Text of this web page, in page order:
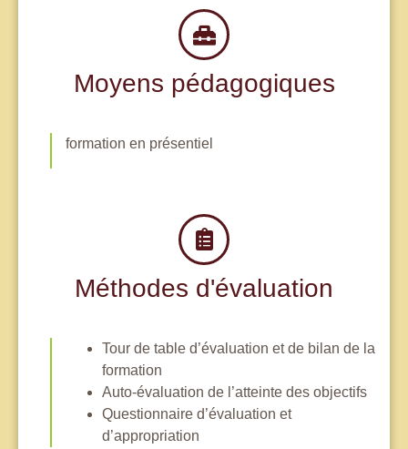
Moyens pédagogiques
formation en présentiel
Méthodes d'évaluation
Tour de table d’évaluation et de bilan de la
formation
Auto-évaluation de l’atteinte des objectifs
Questionnaire d’évaluation et
d’appropriation